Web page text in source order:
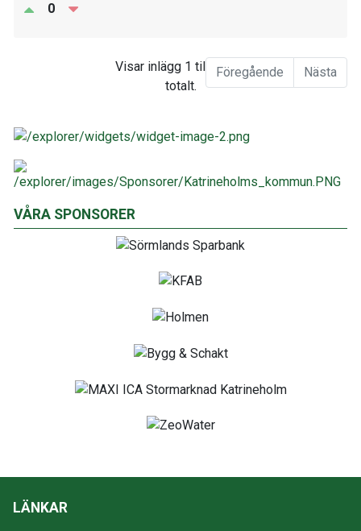
0
Visar inlägg 1 till 1 av 1
totalt.
Föregående Nästa
VÅRA SPONSORER
LÄNKAR